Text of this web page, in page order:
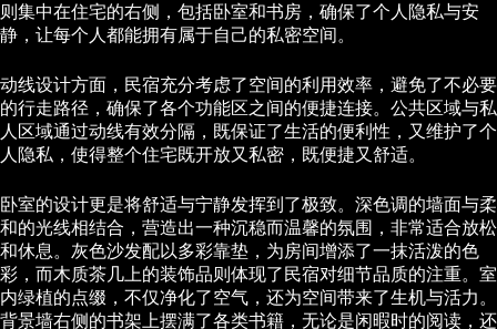
则集中在住宅的右侧，包括卧室和书房，确保了个人隐私与安
静，让每个人都能拥有属于自己的私密空间。
动线设计方面，民宿充分考虑了空间的利用效率，避免了不必要
的行走路径，确保了各个功能区之间的便捷连接。公共区域与私
人区域通过动线有效分隔，既保证了生活的便利性，又维护了个
人隐私，使得整个住宅既开放又私密，既便捷又舒适。
卧室的设计更是将舒适与宁静发挥到了极致。深色调的墙面与柔
和的光线相结合，营造出一种沉稳而温馨的氛围，非常适合放松
和休息。灰色沙发配以多彩靠垫，为房间增添了一抹活泼的色
彩，而木质茶几上的装饰品则体现了民宿对细节品质的注重。室
内绿植的点缀，不仅净化了空气，还为空间带来了生机与活力。
背景墙右侧的书架上摆满了各类书籍，无论是闲暇时的阅读，还